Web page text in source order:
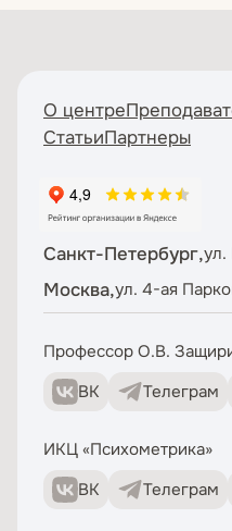
О центре
СтатьиПартнеры
Санкт-Петербург,ул.
Москва,ул. 4-ая
Профессор О.В.
ВК
Телеграм
ИКЦ «Психометрика»
ВК
Телеграм